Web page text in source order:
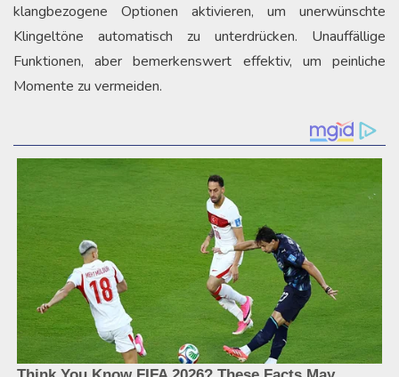
klangbezogene Optionen aktivieren, um unerwünschte
Klingeltöne automatisch zu unterdrücken. Unauffällige
Funktionen, aber bemerkenswert effektiv, um peinliche
Momente zu vermeiden.